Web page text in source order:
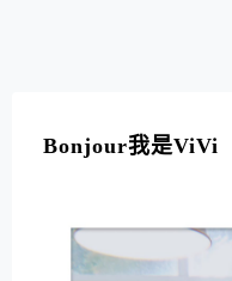
Bonjour我是ViVi